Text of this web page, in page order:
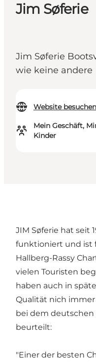
Jim Søferie
Jim Søferie
wie keine andere
Website besuchen
Mein Geschäft,
Kinder
JIM Søferie hat seit
funktioniert und ist
Hallberg-Rassy
vielen Touristen
haben auch in
Qualität nich immer
bei dem deutschen
beurteilt:
"Einer der besten